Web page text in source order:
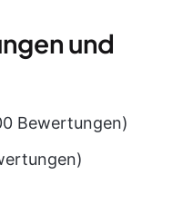
und
Bewertungen)